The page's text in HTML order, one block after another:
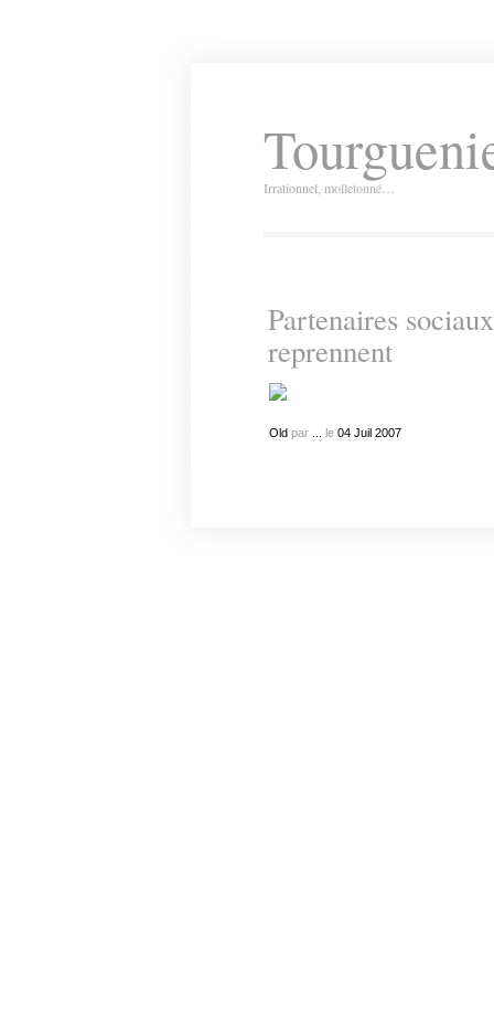
Irrationnel, molletonné…
Partenaires
reprennent
Oldpar le 04 Juil 2007